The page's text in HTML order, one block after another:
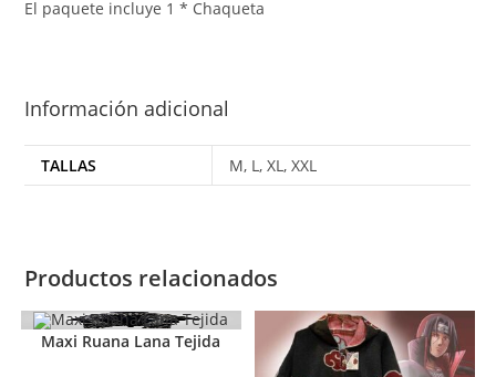
El paquete incluye 1 * Chaqueta
Información adicional
TALLAS M, L, XL, XXL
Productos relacionados
Maxi Ruana Lana Tejida